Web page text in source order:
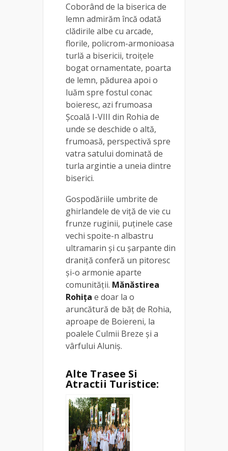
Coborând de la biserica de
lemn admirăm încă odată
clădirile albe cu arcade,
florile, policrom-armonioasa
turlă a bisericii, troiţele
bogat ornamentate, poarta
de lemn, pădurea apoi o
luăm spre fostul conac
boieresc, azi frumoasa
Şcoală I-VIII din Rohia de
unde se deschide o altă,
frumoasă, perspectivă spre
vatra satului dominată de
turla argintie a uneia dintre
biserici.
Gospodăriile umbrite de
ghirlandele de viţă de vie cu
frunze ruginii, puţinele case
vechi spoite-n albastru
ultramarin şi cu şarpante din
draniţă conferă un pitoresc
şi-o armonie aparte
comunităţii. Mănăstirea
Rohiţa e doar la o
aruncătură de băț de Rohia,
aproape de Boiereni, la
poalele Culmii Breze și a
vârfului Aluniș.
Alte Trasee Si
Atractii Turistice: